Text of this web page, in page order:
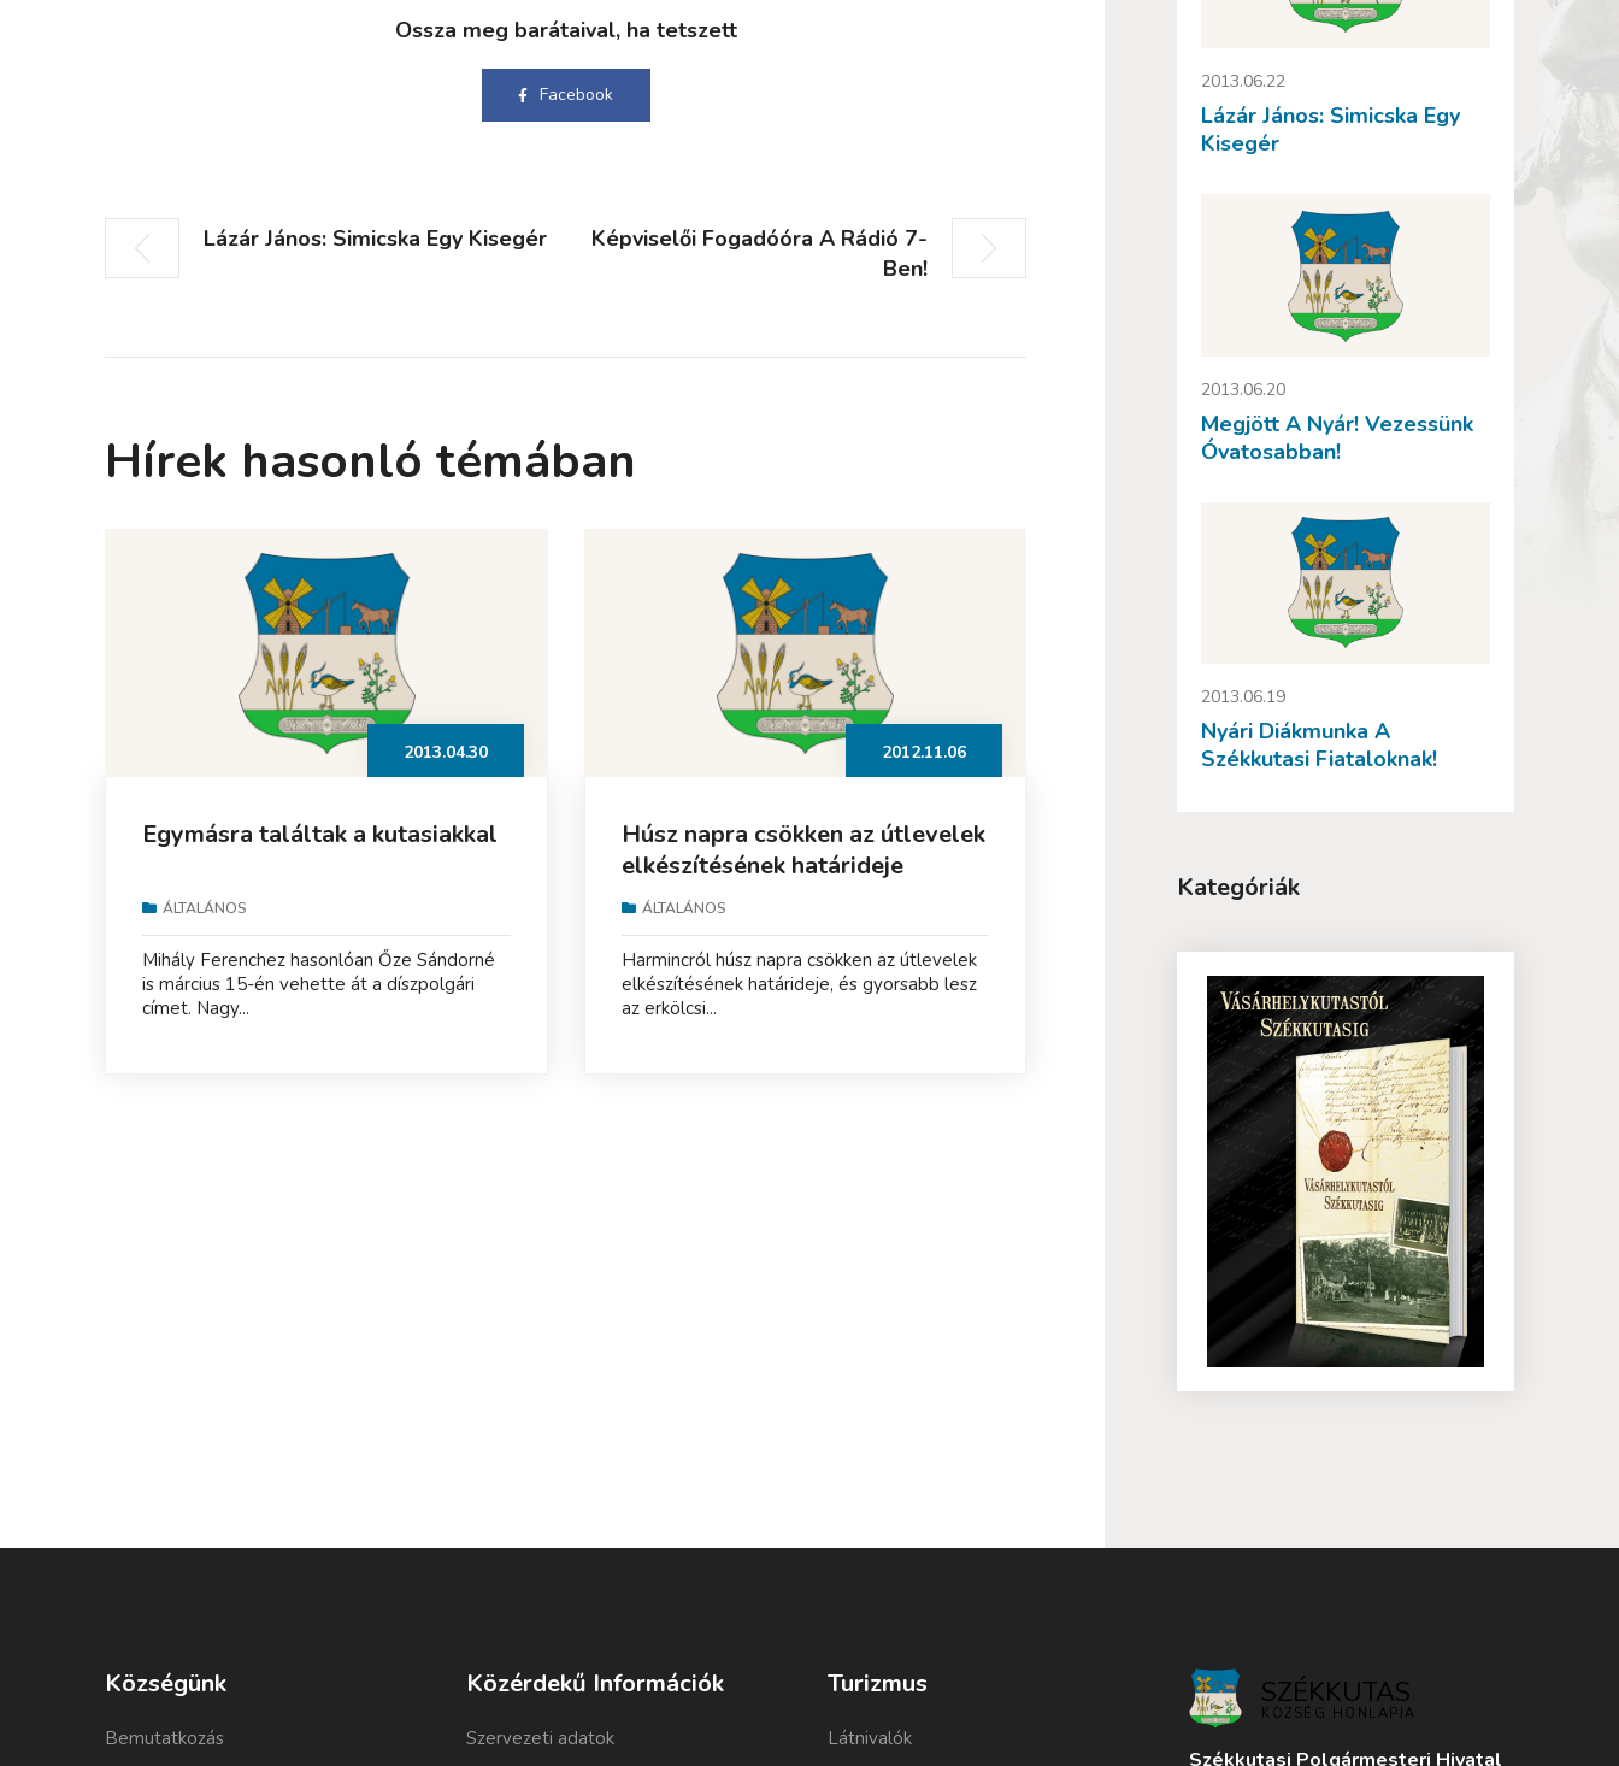
Ossza meg barátaival, ha tetszett
Facebook
Lázár János: Simicska Egy Kisegér
Képviselői Fogadóóra A Rádió 7-
Ben!
Hírek hasonló témában
2013.04.30
Egymásra találtak a kutasiakkal
ÁLTALÁNOS
Mihály Ferenchez hasonlóan Őze Sándorné
is március 15-én vehette át a díszpolgári
címet. Nagy...
2012.11.06
Húsz napra csökken az útlevelek
elkészítésének határideje
ÁLTALÁNOS
Harmincról húsz napra csökken az útlevelek
elkészítésének határideje, és gyorsabb lesz
az erkölcsi...
2013.06.22
Lázár János: Simicska Egy
Kisegér
2013.06.20
Megjött A Nyár! Vezessünk
Óvatosabban!
2013.06.19
Nyári Diákmunka A
Székkutasi Fiataloknak!
Kategóriák
Községünk
Bemutatkozás
Közérdekű Információk
Szervezeti adatok
Turizmus
Látnivalók
SZÉKKUTAS
KÖZSÉG HONLAPJA
Székkutasi Polgármesteri Hivatal